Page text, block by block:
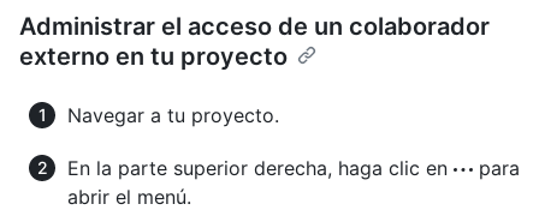
Administrar el acceso de un colaborador
externo en tu proyecto
Navegar a tu proyecto.
En la parte superior derecha, haga clic en
para
abrir el menú.